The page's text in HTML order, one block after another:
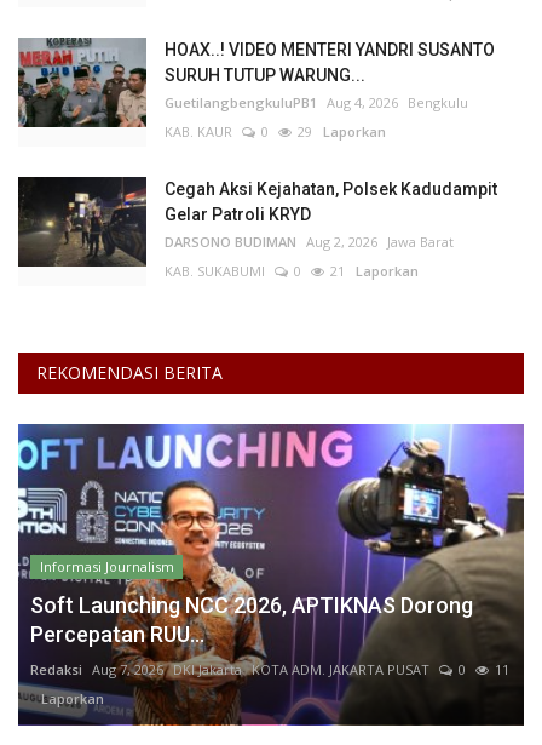
HOAX..! VIDEO MENTERI YANDRI SUSANTO
SURUH TUTUP WARUNG...
GuetilangbengkuluPB1 Aug 4, 2026 Bengkulu
KAB. KAUR
0 29 Laporkan
Cegah Aksi Kejahatan, Polsek Kadudampit
Gelar Patroli KRYD
DARSONO BUDIMAN Aug 2, 2026 Jawa Barat
KAB. SUKABUMI
0 21 Laporkan
REKOMENDASI BERITA
Informasi Journalism
Soft Launching NCC 2026, APTIKNAS Dorong
Percepatan RUU...
Redaksi Aug 7, 2026 DKI Jakarta KOTA ADM. JAKARTA PUSAT 0
11
Laporkan